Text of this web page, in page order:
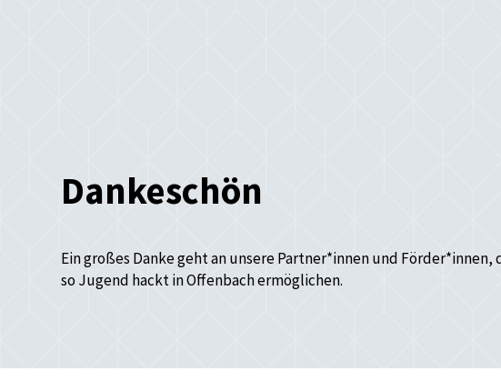
Dankeschön
Ein großes Danke geht an unsere Partner*innen und
so Jugend hackt in Offenbach ermöglichen.